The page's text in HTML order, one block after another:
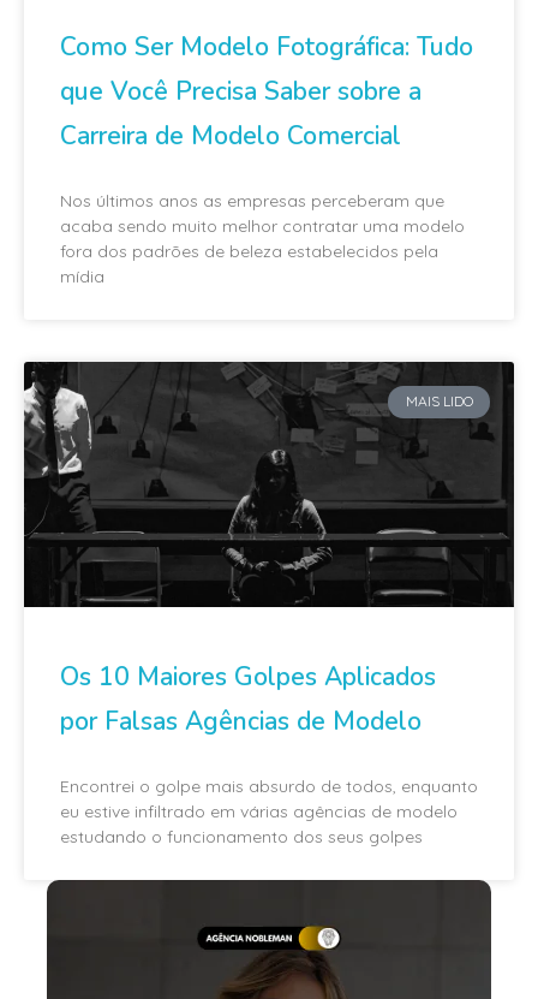
Como Ser Modelo Fotográfica: Tudo
que Você Precisa Saber sobre a
Carreira de Modelo Comercial
Nos últimos anos as empresas perceberam que
acaba sendo muito melhor contratar uma modelo
fora dos padrões de beleza estabelecidos pela
mídia
MAIS LIDO
Os 10 Maiores Golpes Aplicados
por Falsas Agências de Modelo
Encontrei o golpe mais absurdo de todos, enquanto
eu estive infiltrado em várias agências de modelo
estudando o funcionamento dos seus golpes